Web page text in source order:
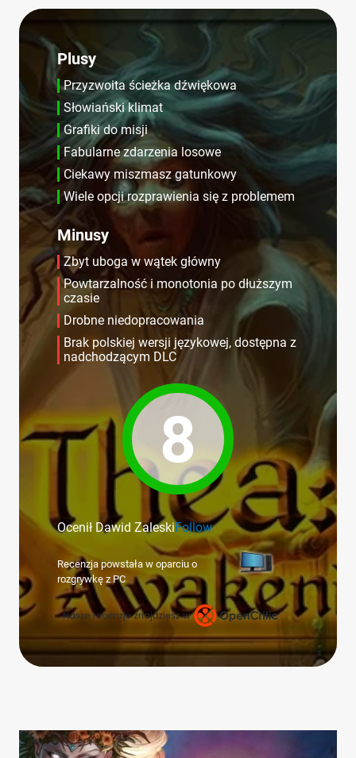
Plusy
Przyzwoita ścieżka dźwiękowa
Słowiański klimat
Grafiki do misji
Fabularne zdarzenia losowe
Ciekawy miszmasz gatunkowy
Wiele opcji rozprawienia się z problemem
Minusy
Zbyt uboga w wątek główny
Powtarzalność i monotonia po dłuższym
czasie
Drobne niedopracowania
Brak polskiej wersji językowej, dostępna z
nadchodzącym DLC
8
Ocenił Dawid ZaleskiFollow
Recenzja powstała w oparciu o
rozgrywkę z PC